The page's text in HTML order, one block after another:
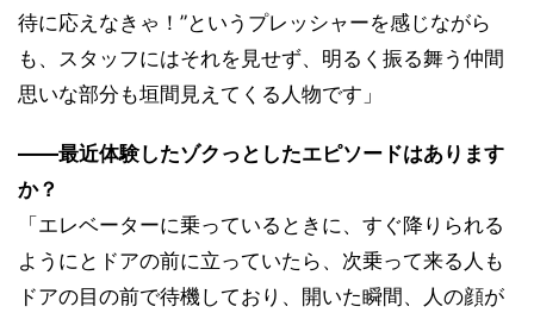
待に応えなきゃ！”というプレッシャーを感じながら
も、スタッフにはそれを見せず、明るく振る舞う仲間
思いな部分も垣間見えてくる人物です」
――最近体験したゾクっとしたエピソードはあります
か？
「エレベーターに乗っているときに、すぐ降りられる
ようにとドアの前に立っていたら、次乗って来る人も
ドアの目の前で待機しており、開いた瞬間、人の顔が